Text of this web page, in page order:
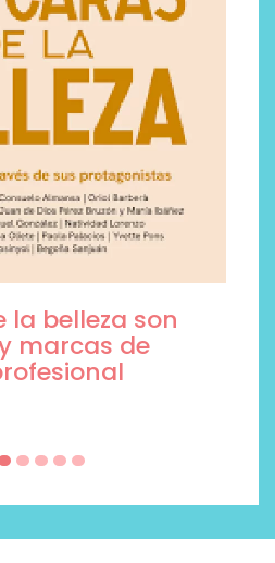
la belleza son
marcas de